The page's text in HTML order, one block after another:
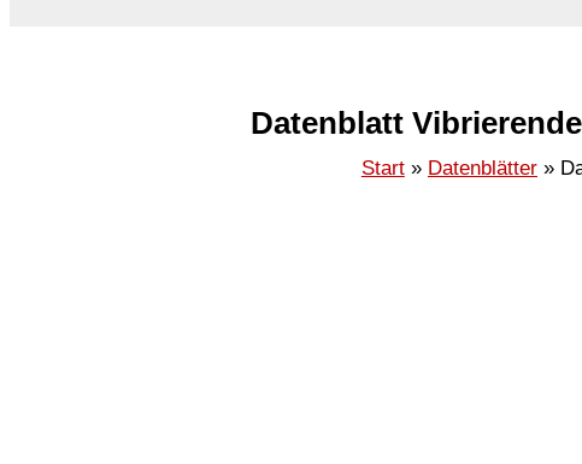
Datenblatt
Start Datenblätter